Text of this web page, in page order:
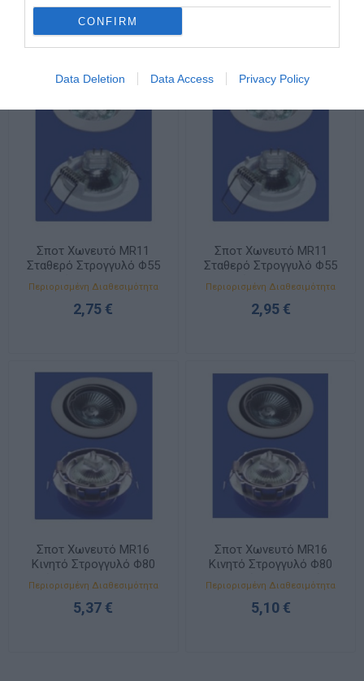
CONFIRM
Data Deletion Data Access Privacy Policy
2,74 € 2,75 €
Σποτ Χωνευτό MR11
Σταθερό Στρογγυλό Φ55
Μαύρο 11330006
Περιορισμένη Διαθεσιμότητα
2,75 €
Σποτ Χωνευτό MR11
Σταθερό Στρογγυλό Φ55
Χρυσό Ματ 11330005
Περιορισμένη Διαθεσιμότητα
2,95 €
Σποτ Χωνευτό MR16
Κινητό Στρογγυλό Φ80
Νίκελ Ματ 11320001
Περιορισμένη Διαθεσιμότητα
5,37 €
Σποτ Χωνευτό MR16
Κινητό Στρογγυλό Φ80
Χρυσό Γυαλιστερό
11320004
Περιορισμένη Διαθεσιμότητα
5,10 €